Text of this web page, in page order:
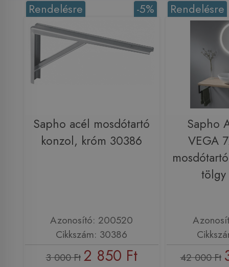
-5%
Rendelésre
Sapho acél mosdótartó
konzol, króm 30386
Azonosító: 200520
Cikkszám: 30386
3 000 Ft 2 850 Ft
Rendelésre
Sapho
VEGA
42 000 Ft